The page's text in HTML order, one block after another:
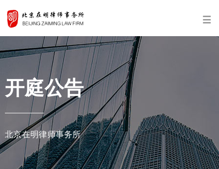
开庭公告
北京在明律师事务所